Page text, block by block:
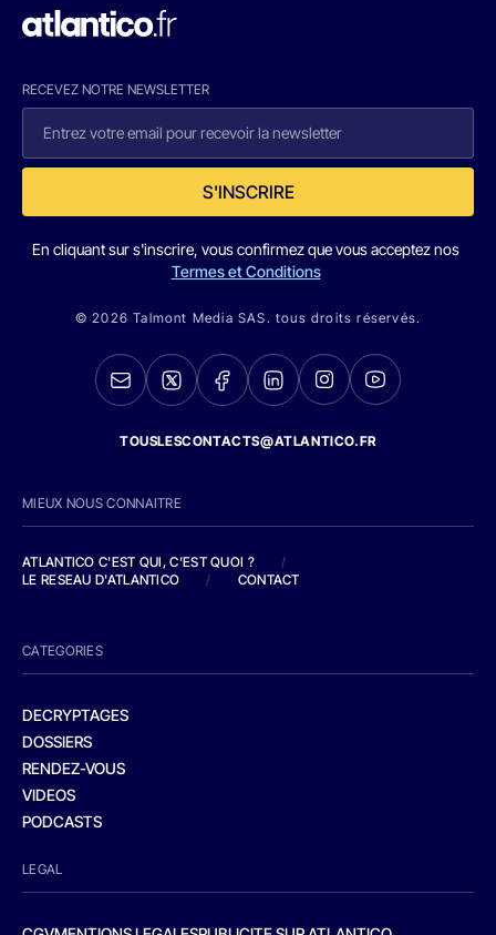
RECEVEZ NOTRE NEWSLETTER
S'INSCRIRE
En cliquant sur s'inscrire, vous confirmez que vous acceptez nos
Termes et Conditions
© 2026 Talmont Media SAS. tous droits réservés.
TOUSLESCONTACTS@ATLANTICO.FR
MIEUX NOUS CONNAITRE
ATLANTICO C'EST QUI, C'EST QUOI ?
/
LE RESEAU D'ATLANTICO
/ CONTACT
CATEGORIES
DECRYPTAGES
DOSSIERS
RENDEZ-VOUS
VIDEOS
PODCASTS
LEGAL